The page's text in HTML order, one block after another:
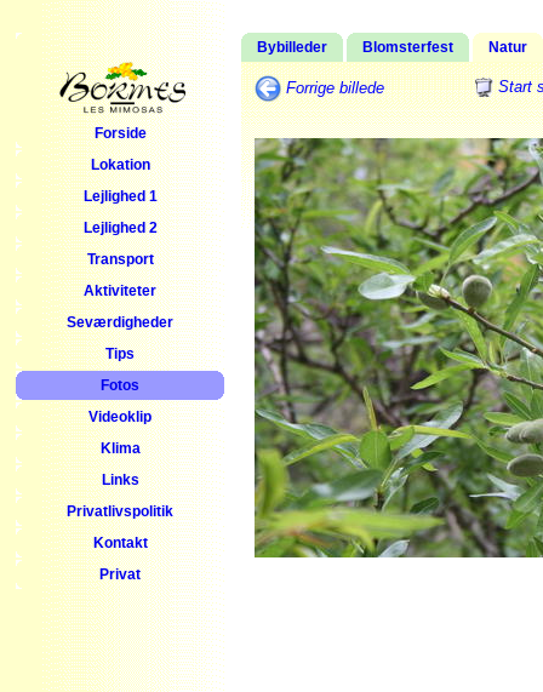
Forside
Lokation
Lejlighed 1
Lejlighed 2
Transport
Aktiviteter
Seværdigheder
Tips
Fotos
Videoklip
Klima
Links
Privatlivspolitik
Kontakt
Privat
Bybilleder Blomsterfest Natur
Forrige billede Start